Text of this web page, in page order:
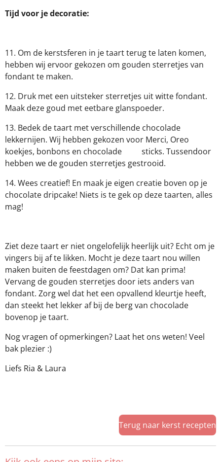
Tijd voor je decoratie:
11. Om de kerstsferen in je taart terug te laten komen,
hebben wij ervoor gekozen om gouden sterretjes van
fondant te maken.
12. Druk met een uitsteker sterretjes uit witte fondant.
Maak deze goud met eetbare glanspoeder.
13. Bedek de taart met verschillende chocolade
lekkernijen. Wij hebben gekozen voor Merci, Oreo
koekjes, bonbons en chocolade sticks. Tussendoor
hebben we de gouden sterretjes gestrooid.
14. Wees creatief! En maak je eigen creatie boven op je
chocolate dripcake! Niets is te gek op deze taarten, alles
mag!
Ziet deze taart er niet ongelofelijk heerlijk uit? Echt om je
vingers bij af te likken. Mocht je deze taart nou willen
maken buiten de feestdagen om? Dat kan prima!
Vervang de gouden sterretjes door iets anders van
fondant. Zorg wel dat het een opvallend kleurtje heeft,
dan steekt het lekker af bij de berg van chocolade
bovenop je taart.
Nog vragen of opmerkingen? Laat het ons weten! Veel
bak plezier :)
Liefs Ria & Laura
Terug naar kerst recepten